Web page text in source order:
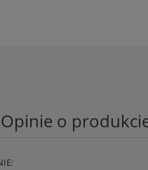
Opinie o